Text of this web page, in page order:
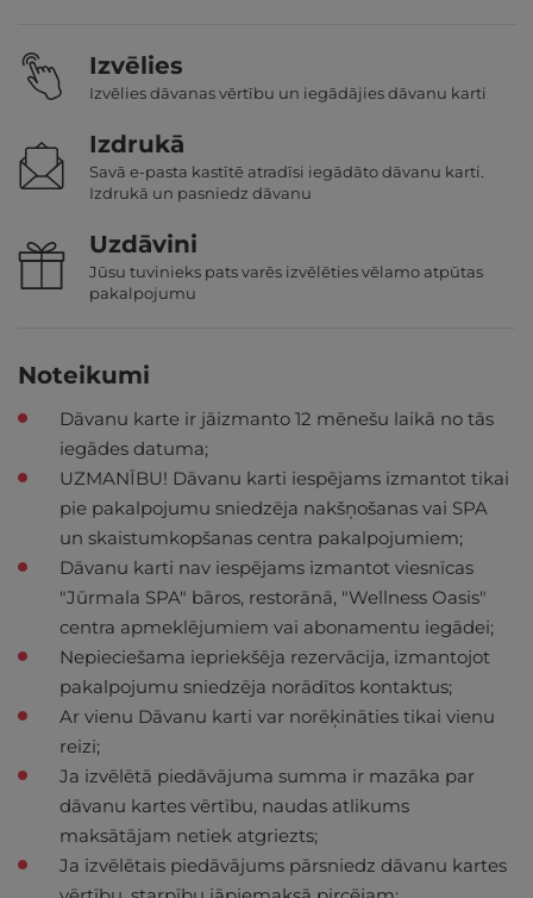
Izvēlies
Izvēlies dāvanas vērtību un iegādājies dāvanu karti
Izdrukā
Savā e-pasta kastītē atradīsi iegādāto dāvanu karti.
Izdrukā un pasniedz dāvanu
Uzdāvini
Jūsu tuvinieks pats varēs izvēlēties vēlamo atpūtas
pakalpojumu
Noteikumi
Dāvanu karte ir jāizmanto 12 mēnešu laikā no tās
iegādes datuma;
UZMANĪBU! Dāvanu karti iespējams izmantot tikai
pie pakalpojumu sniedzēja nakšņošanas vai SPA
un skaistumkopšanas centra pakalpojumiem;
Dāvanu karti nav iespējams izmantot viesnīcas
"Jūrmala SPA" bāros, restorānā, "Wellness Oasis"
centra apmeklējumiem vai abonamentu iegādei;
Nepieciešama iepriekšēja rezervācija, izmantojot
pakalpojumu sniedzēja norādītos kontaktus;
Ar vienu Dāvanu karti var norēķināties tikai vienu
reizi;
Ja izvēlētā piedāvājuma summa ir mazāka par
dāvanu kartes vērtību, naudas atlikums
maksātājam netiek atgriezts;
Ja izvēlētais piedāvājums pārsniedz dāvanu kartes